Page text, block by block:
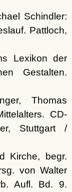
Schindler:
Pattloch,
Lexikon der
Gestalten.
Thomas
CD-
Stuttgart /
Kirche, begr.
von Walter
Aufl. Bd. 9.